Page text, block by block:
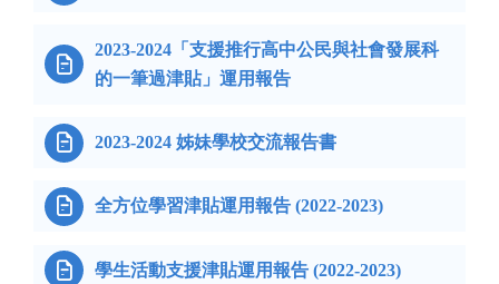

2023-2024「支援推行高中公民與社會發展科
的一筆過津貼」運用報告
 2023-2024 姊妹學校交流報告書
 全方位學習津貼運用報告 (2022-2023)
 學生活動支援津貼運用報告 (2022-2023)